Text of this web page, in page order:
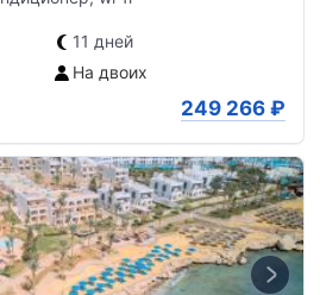
11 дней
На двоих
249 266 ₽